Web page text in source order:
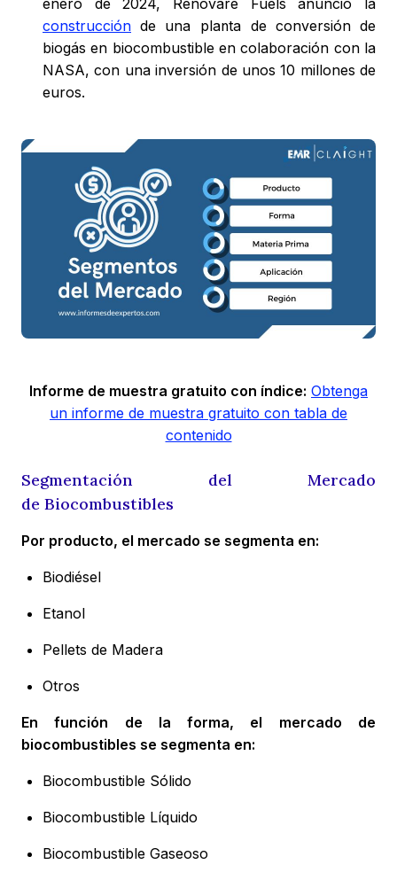
enero de 2024, Renovare Fuels anunció la
construcción de una planta de conversión de
biogás en biocombustible en colaboración con la
NASA, con una inversión de unos 10 millones de
euros.
Informe de muestra gratuito con índice: Obtenga
un informe de muestra gratuito con tabla de
contenido
Segmentación del Mercado
de Biocombustibles
Por producto, el mercado se segmenta en:
Biodiésel
Etanol
Pellets de Madera
Otros
En función de la forma, el mercado de
biocombustibles se segmenta en:
Biocombustible Sólido
Biocombustible Líquido
Biocombustible Gaseoso